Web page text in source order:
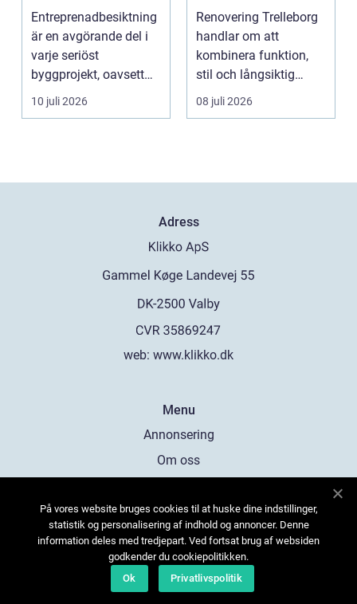
byggprojekt
Entreprenadbesiktning
är en avgörande del i
varje seriöst
byggprojekt, oavsett
om det handlar om en
10 juli 2026
på ett smart sätt
Renovering Trelleborg
handlar om att
kombinera funktion,
stil och långsiktig
ekonomi i samma p...
08 juli 2026
Adress
web: www.klikko.dk
Menu
Annonsering
Om oss
Kontakta oss
Sitemap
På vores website bruges cookies til at huske dine indstillinger,
statistik og personalisering af indhold og annoncer. Denne
information deles med tredjepart. Ved fortsat brug af websiden
godkender du cookiepolitikken.
Ok
Privatlivspolitik